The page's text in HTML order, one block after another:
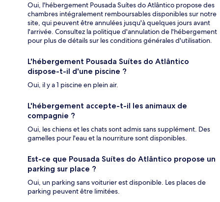
Oui, l'hébergement Pousada Suítes do Atlântico propose des
chambres intégralement remboursables disponibles sur notre
site, qui peuvent être annulées jusqu'à quelques jours avant
l'arrivée. Consultez la politique d'annulation de l'hébergement
pour plus de détails sur les conditions générales d'utilisation.
L'hébergement Pousada Suítes do Atlântico
dispose-t-il d'une piscine ?
Oui, il y a 1 piscine en plein air.
L'hébergement accepte-t-il les animaux de
compagnie ?
Oui, les chiens et les chats sont admis sans supplément. Des
gamelles pour l'eau et la nourriture sont disponibles.
Est-ce que Pousada Suítes do Atlântico propose un
parking sur place ?
Oui, un parking sans voiturier est disponible. Les places de
parking peuvent être limitées.